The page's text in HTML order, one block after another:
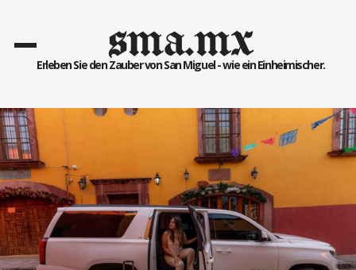
sma.mx
Erleben Sie den Zauber von San Miguel - wie ein Einheimischer.